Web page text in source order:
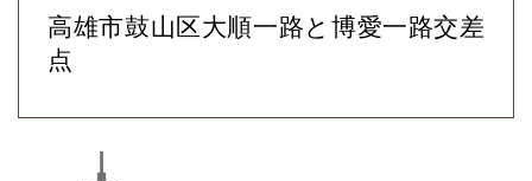
高雄市鼓山区大順一路と博愛一路交差
点